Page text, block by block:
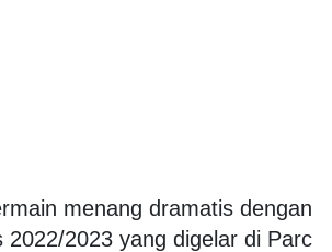
menang dramatis dengan
2023 yang digelar di Parc